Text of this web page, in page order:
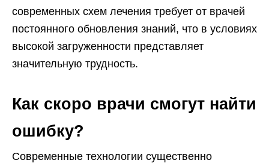
современных схем лечения требует от врачей
постоянного обновления знаний, что в условиях
высокой загруженности представляет
значительную трудность.
Как скоро врачи смогут найти
ошибку?
Современные технологии существенно